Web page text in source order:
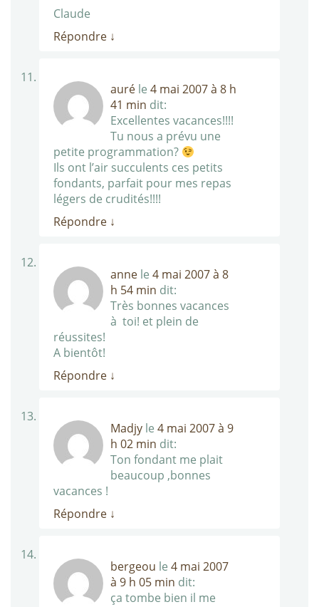
Claude
Répondre ↓
auré le 4 mai 2007 à 8 h
41 min dit:
Excellentes vacances!!!!
Tu nous a prévu une
petite programmation?
Ils ont l’air succulents ces petits
fondants, parfait pour mes repas
légers de crudités!!!!
Répondre ↓
anne le 4 mai 2007 à 8
h 54 min dit:
Très bonnes vacances
à toi! et plein de
réussites!
A bientôt!
Répondre ↓
Madjy le 4 mai 2007 à 9
h 02 min dit:
Ton fondant me plait
beaucoup ,bonnes
vacances !
Répondre ↓
bergeou le 4 mai 2007
à 9 h 05 min dit:
ça tombe bien il me